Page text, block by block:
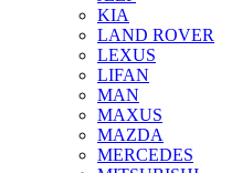
KIA
LAND ROVER
LEXUS
LIFAN
MAN
MAXUS
MAZDA
MERCEDES